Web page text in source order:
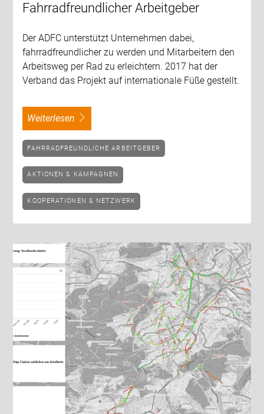
Fahrradfreundlicher Arbeitgeber
Der ADFC unterstützt Unternehmen dabei,
fahrradfreundlicher zu werden und Mitarbeitern den
Arbeitsweg per Rad zu erleichtern. 2017 hat der
Verband das Projekt auf internationale Füße gestellt.
weiterlesen
FAHRRADFREUNDLICHE ARBEITGEBER
AKTIONEN & KAMPAGNEN
KOOPERATIONEN & NETZWERK